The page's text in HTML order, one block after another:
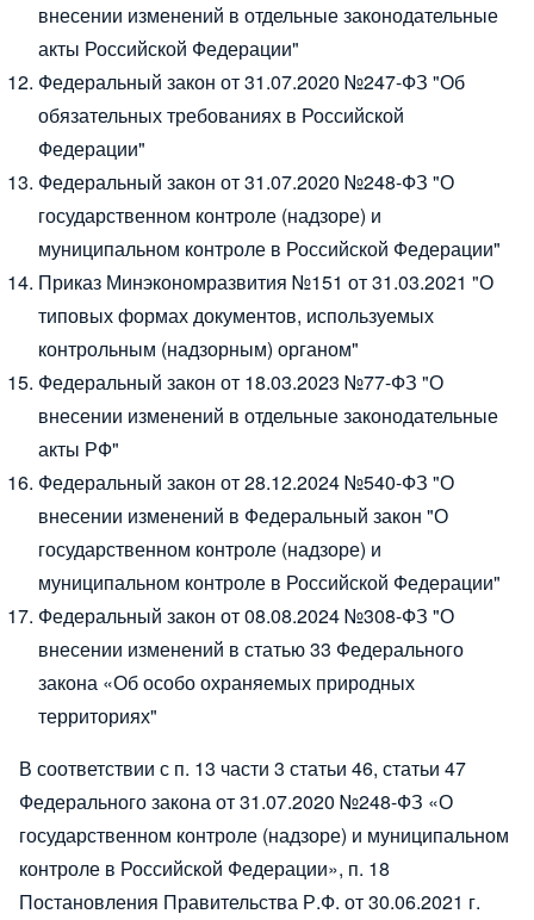
внесении изменений в отдельные законодательные
акты Российской Федерации"
Федеральный закон от 31.07.2020 №247-ФЗ "Об
обязательных требованиях в Российской
Федерации"
Федеральный закон от 31.07.2020 №248-ФЗ "О
государственном контроле (надзоре) и
муниципальном контроле в Российской Федерации"
Приказ Минэкономразвития №151 от 31.03.2021 "О
типовых формах документов, используемых
контрольным (надзорным) органом"
Федеральный закон от 18.03.2023 №77-ФЗ "О
внесении изменений в отдельные законодательные
акты РФ"
Федеральный закон от 28.12.2024 №540-ФЗ "О
внесении изменений в Федеральный закон "О
государственном контроле (надзоре) и
муниципальном контроле в Российской Федерации"
Федеральный закон от 08.08.2024 №308-ФЗ "О
внесении изменений в статью 33 Федерального
закона «Об особо охраняемых природных
территориях"
В соответствии с п. 13 части 3 статьи 46, статьи 47
Федерального закона от 31.07.2020 №248-ФЗ «О
государственном контроле (надзоре) и муниципальном
контроле в Российской Федерации», п. 18
Постановления Правительства Р.Ф. от 30.06.2021 г.